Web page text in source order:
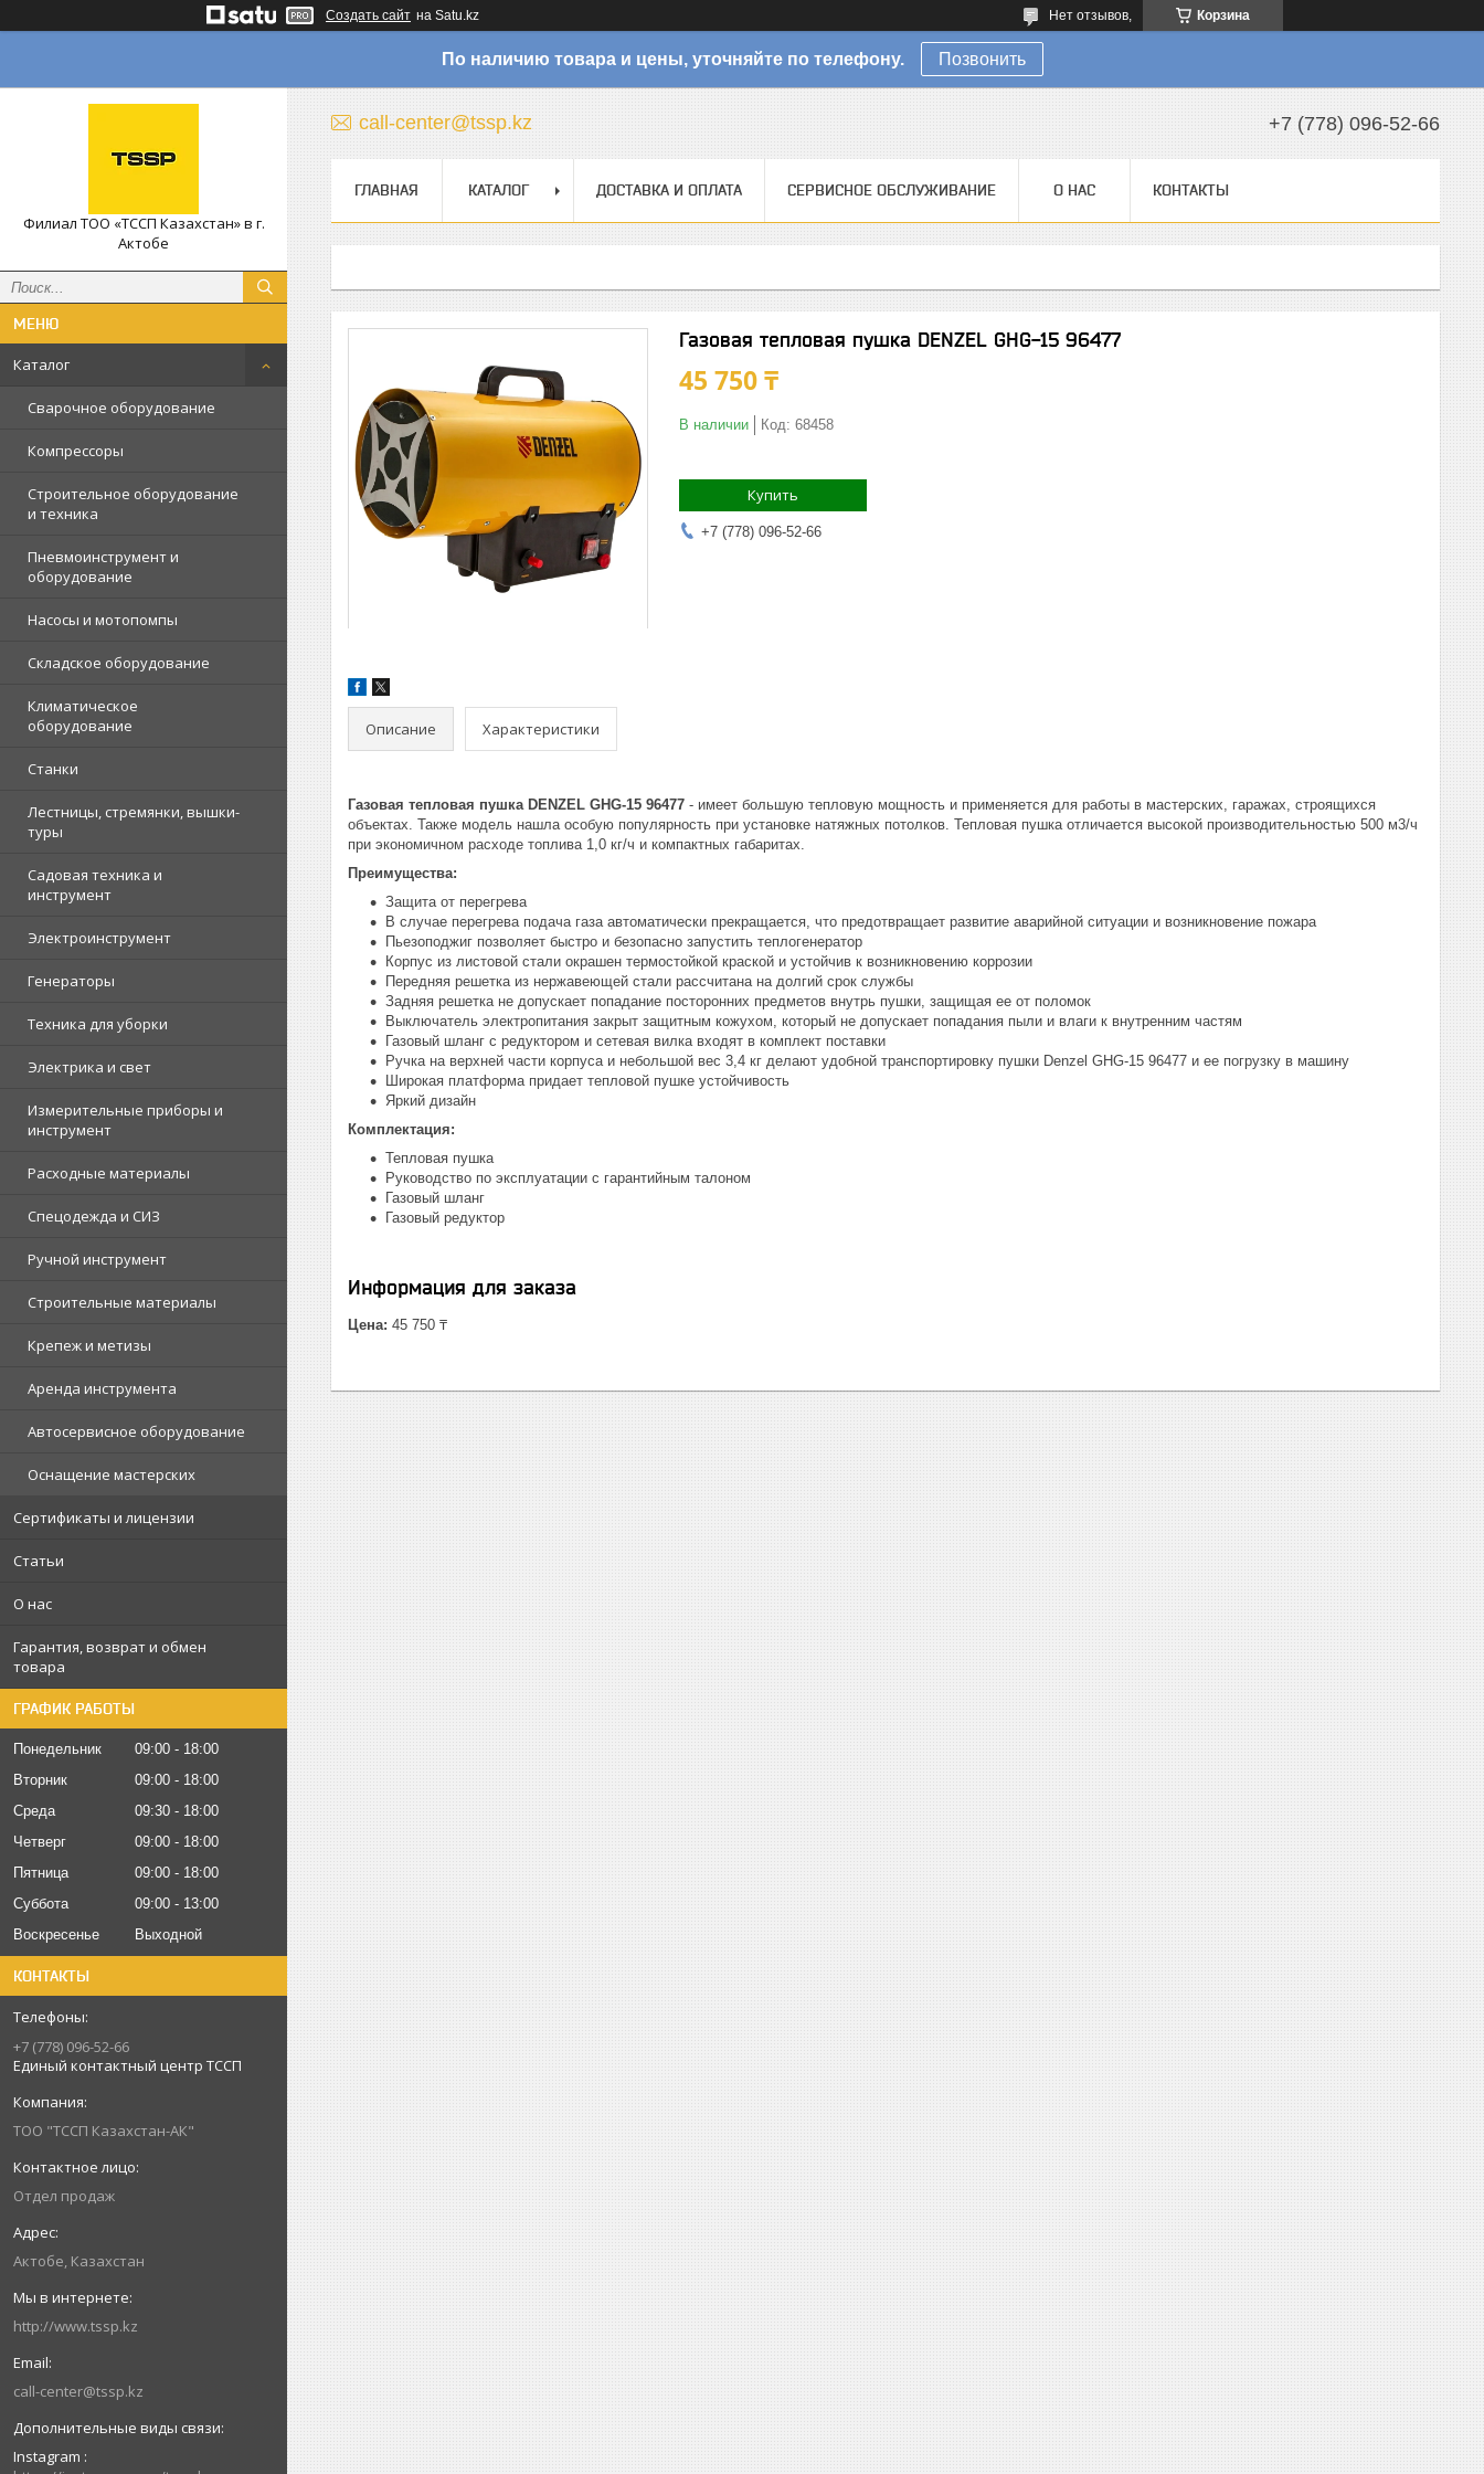
Создать сайт на Satu.kz Корзина
Нет отзывов,
По наличию товара и цены, уточняйте по телефону. Позвонить
Филиал ТОО «ТССП Казахстан» в г.
Актобе
Каталог
Сварочное оборудование
Компрессоры
Строительное оборудование
и техника
Пневмоинструмент и
оборудование
Насосы и мотопомпы
Складское оборудование
Климатическое
оборудование
Станки
Лестницы, стремянки, вышки-
туры
Садовая техника и
инструмент
Электроинструмент
Генераторы
Техника для уборки
Электрика и свет
Измерительные приборы и
инструмент
Расходные материалы
Спецодежда и СИЗ
Ручной инструмент
Строительные материалы
Крепеж и метизы
Аренда инструмента
Автосервисное оборудование
Оснащение мастерских
Сертификаты и лицензии
Статьи
О нас
Гарантия, возврат и обмен
товара
ГРАФИК РАБОТЫ
Понедельник 09:00
18:00
Вторник
09:00
18:00
Среда
09:30
18:00
Четверг
09:00
18:00
Пятница
09:00
18:00
Суббота
09:00
13:00
Воскресенье
Выходной
КОНТАКТЫ
+7 (778) 096-52-66
Единый контактный центр ТССП
ТОО "ТССП Казахстан-АК"
Отдел продаж
Актобе, Казахстан
http://www.tssp.kz
call-center@tssp.kz
Instagram
call-center@tssp.kz +7 (778) 096-52-66
ГЛАВНАЯ КАТАЛОГ ДОСТАВКА И ОПЛАТА СЕРВИСНОЕ ОБСЛУЖИВАНИЕ О НАС КОНТАКТЫ
Газовая тепловая пушка DENZEL GHG-15 96477
45 750 ₸
В наличии Код: 68458
Купить
+7 (778) 096-52-66
Описание Характеристики
Газовая тепловая пушка DENZEL GHG-15 96477 - имеет большую тепловую мощность и применяется для работы в мастерских, гаражах, строящихся
объектах. Также модель нашла особую популярность при установке натяжных потолков. Тепловая пушка отличается высокой производительностью 500 м3/ч
при экономичном расходе топлива 1,0 кг/ч и компактных габаритах.
Преимущества:
Защита от перегрева
В случае перегрева подача газа автоматически прекращается, что предотвращает развитие аварийной ситуации и возникновение пожара
Пьезоподжиг позволяет быстро и безопасно запустить теплогенератор
Корпус из листовой стали окрашен термостойкой краской и устойчив к возникновению коррозии
Передняя решетка из нержавеющей стали рассчитана на долгий срок службы
Задняя решетка не допускает попадание посторонних предметов внутрь пушки, защищая ее от поломок
Выключатель электропитания закрыт защитным кожухом, который не допускает попадания пыли и влаги к внутренним частям
Газовый шланг с редуктором и сетевая вилка входят в комплект поставки
Ручка на верхней части корпуса и небольшой вес 3,4 кг делают удобной транспортировку пушки Denzel GHG-15 96477 и ее погрузку в машину
Широкая платформа придает тепловой пушке устойчивость
Яркий дизайн
Комплектация:
Тепловая пушка
Руководство по эксплуатации с гарантийным талоном
Газовый шланг
Газовый редуктор
Информация для заказа
Цена: 45 750 ₸